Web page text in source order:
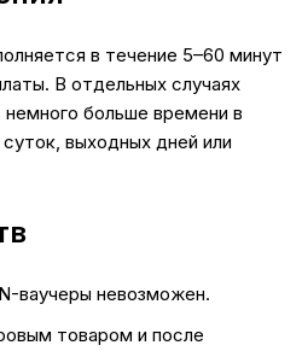
в течение 5–60 минут
В отдельных случаях
больше времени в
выходных дней или
ваучеры невозможен.
товаром и после